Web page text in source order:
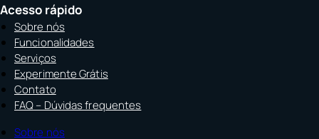
Acesso rápido
Sobre nós
Funcionalidades
Serviços
Experimente Grátis
Contato
FAQ – Dúvidas frequentes
Sobre nós